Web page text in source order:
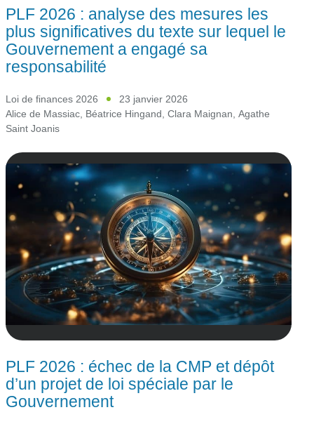
PLF 2026 : analyse des mesures les
plus significatives du texte sur lequel le
Gouvernement a engagé sa
responsabilité
Loi de finances 2026
23 janvier 2026
Alice de Massiac, Béatrice Hingand, Clara Maignan, Agathe
Saint Joanis
PLF 2026 : échec de la CMP et dépôt
d’un projet de loi spéciale par le
Gouvernement